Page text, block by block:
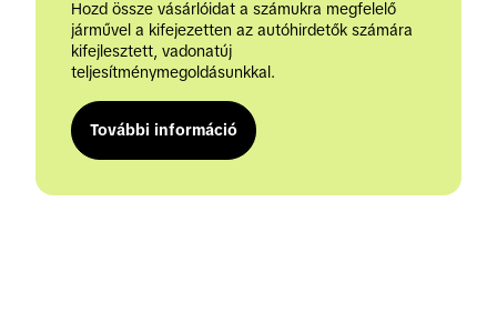
Hozd össze vásárlóidat a számukra megfelelő
járművel a kifejezetten az autóhirdetők számára
kifejlesztett, vadonatúj
teljesítménymegoldásunkkal.
További információ